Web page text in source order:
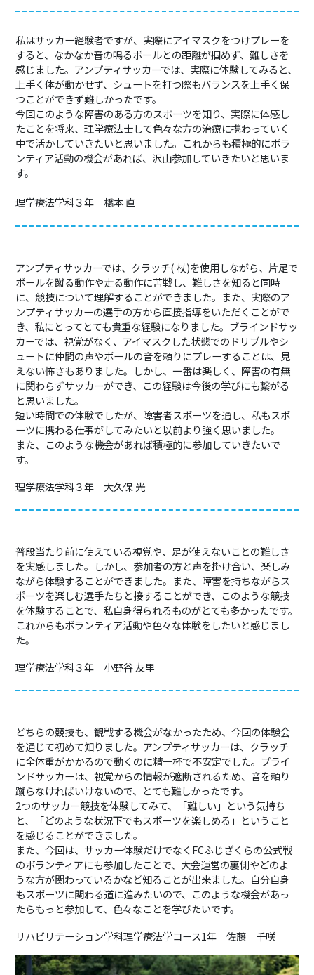
私はサッカー経験者ですが、実際にアイマスクをつけプレーを
すると、なかなか音の鳴るボールとの距離が掴めず、難しさを
感じました。アンプティサッカーでは、 実際に体験してみると、
上手く体が動かせず、シュートを打つ際もバランスを上手く保
つことができず難しかったです。
今回このような障害のある方のスポーツを知り、実際に体感し
たことを将来、理学療法士して色々な方の治療に携わっていく
中で活かしていきたいと思いました。これからも積極的にボラ
ンティア活動の機会があれば、沢山参加していきたいと思いま
す。
理学療法学科３年 橋本 直
アンプティサッカーでは、クラッチ(杖)を使用しながら、片足で
ボールを蹴る動作や走る動作に苦戦し、難しさを知ると同時
に、競技について理解することができました。また、実際のア
ンプティサッカーの選手の方から直接指導をいただくことがで
き、私にとってとても貴重な経験になりました。ブラインドサッ
カーでは、視覚がなく、アイマスクした状態でのドリブルやシ
ュートに仲間の声やボールの音を頼りにプレーすることは、見
えない怖さもありました。しかし、一番は楽しく、障害の有無
に関わらずサッカーができ、この経験は今後の学びにも繋がる
と思いました。
短い時間での体験でしたが、障害者スポーツを通し、私もスポ
ーツに携わる仕事がしてみたいと以前より強く思いました。
また、このような機会があれば積極的に参加していきたいで
す。
理学療法学科３年 大久保 光
普段当たり前に使えている視覚や、足が使えないことの難しさ
を実感しました。しかし、参加者の方と声を掛け合い、楽しみ
ながら体験することができました。また、障害を持ちながらス
ポーツを楽しむ選手たちと接することができ、このような競技
を体験することで、私自身得られるものがとても多かったです。
これからもボランティア活動や色々な体験をしたいと感じまし
た。
理学療法学科３年 小野谷 友里
どちらの競技も、観戦する機会がなかったため、今回の体験会
を通じて初めて知りました。アンプティサッカーは、クラッチ
に全体重がかかるので動くのに精一杯で不安定でした。ブライ
ンドサッカーは、視覚からの情報が遮断されるため、音を頼り
蹴らなければいけないので、とても難しかったです。
2つのサッカー競技を体験してみて、「難しい」という気持ち
と、「どのような状況下でもスポーツを楽しめる」ということ
を感じることができました。
また、今回は、サッカー体験だけでなく FCふじざくらの公式戦
のボランティアにも参加したことで、大会運営の裏側やどのよ
うな方が関わっているかなど知ることが出来ました。自分自身
もスポーツに関わる道に進みたいので、このような機会があっ
たらもっと参加して、色々なことを学びたいです。
リハビリテーション学科理学療法学コース1年 佐藤 千咲